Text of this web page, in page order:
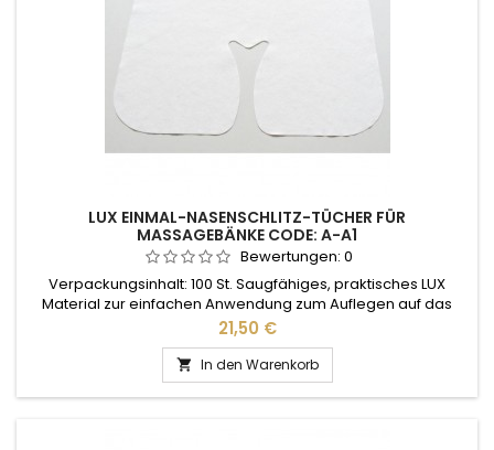
LUX EINMAL-NASENSCHLITZ-TÜCHER FÜR
MASSAGEBÄNKE CODE: A-A1
Bewertungen: 0
Verpackungsinhalt: 100 St. Saugfähiges, praktisches LUX
Material zur einfachen Anwendung zum Auflegen auf das
Massageliegen-Kopfteil Hautfreundliches Lux Material
55g/m2
Preis
21,50 €
 In den Warenkorb